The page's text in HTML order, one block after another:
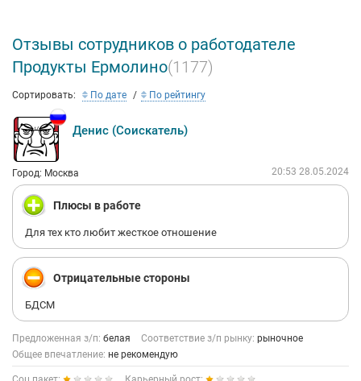
Отзывы сотрудников о работодателе
Продукты Ермолино(1177)
Сортировать: По дате По рейтингу
Денис (Соискатель)
Город: Москва 20:53 28.05.2024
Плюсы в работе
Для тех кто любит жесткое отношение
Отрицательные стороны
БДСМ
Предложенная з/п: белая Соответствие з/п рынку: рыночное
Общее впечатление: не рекомендую